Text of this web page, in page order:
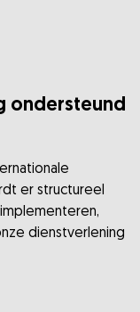
ondersteund
er structureel
dienstverlening